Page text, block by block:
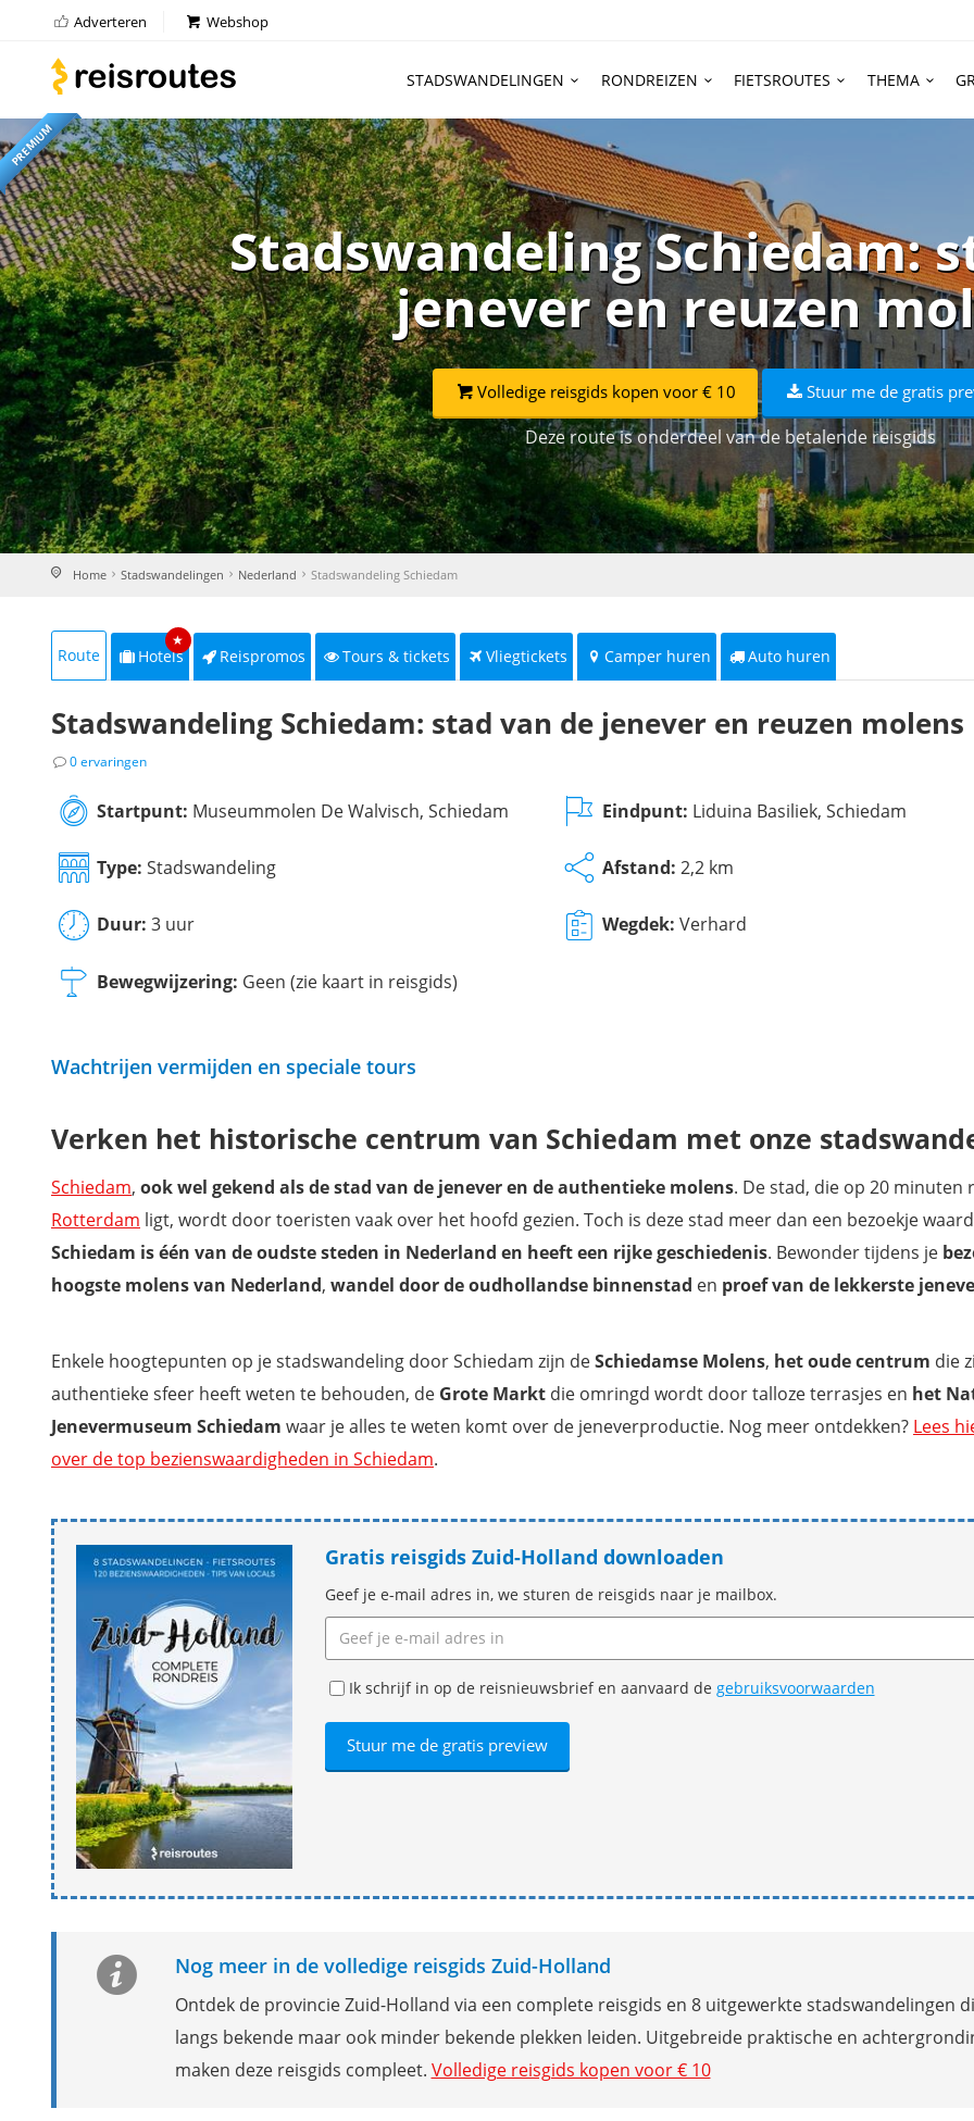
Adverteren Webshop
STADSWANDELINGEN RONDREIZEN FIETSROUTES THEMA
PREMIUM
Stadswandeling Schiedam:
jenever en reuzen
Volledige reisgids kopen voor € 10 Stuur me de gratis
Deze route is onderdeel van de betalende reisgids
Home Stadswandelingen Nederland Stadswandeling Schiedam
Route Hotels
★
Reispromos Tours & tickets Vliegtickets Camper huren Auto huren
Stadswandeling Schiedam: stad van de jenever en reuzen molens
0 ervaringen
Startpunt: Museummolen De Walvisch, Schiedam Eindpunt: Liduina Basiliek, Schiedam
Type: Stadswandeling Afstand: 2,2 km
Duur: 3 uur Wegdek: Verhard
Bewegwijzering: Geen (zie kaart in reisgids)
Wachtrijen vermijden en speciale tours
Verken het historische centrum van Schiedam met onze
Schiedam, ook wel gekend als de stad van de jenever en de authentieke molens. De stad, die op 20 minuten
Rotterdam ligt, wordt door toeristen vaak over het hoofd gezien. Toch is deze stad meer dan een bezoekje
Schiedam is één van de oudste steden in Nederland en heeft een rijke geschiedenis. Bewonder tijdens je
hoogste molens van Nederland, wandel door de oudhollandse binnenstad en proef van de lekkerste
Enkele hoogtepunten op je stadswandeling door Schiedam zijn deSchiedamse Molens, het oude centrum die
authentieke sfeer heeft weten te behouden, de Grote Markt die omringd wordt door talloze terrasjes en het
Jenevermuseum Schiedam waar je alles te weten komt over de jeneverproductie. Nog meer ontdekken? Lees
over de top bezienswaardigheden in Schiedam.
Gratis reisgids Zuid-Holland downloaden
Geef je e-mail adres in, we sturen de reisgids naar je mailbox.
Ik schrijf in op de reisnieuwsbrief en aanvaard de gebruiksvoorwaarden
Nog meer in de volledige reisgids Zuid-Holland
Ontdek de provincie Zuid-Holland via een complete reisgids en 8 uitgewerkte stadswandelingen
langs bekende maar ook minder bekende plekken leiden. Uitgebreide praktische en
maken deze reisgids compleet. Volledige reisgids kopen voor € 10